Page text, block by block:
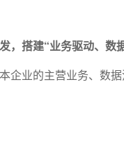
，搭建“业务驱动、数
企业的主营业务、数